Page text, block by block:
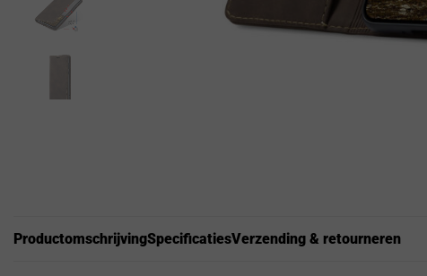
ProductomschrijvingSpecificatiesVerzending & retourneren